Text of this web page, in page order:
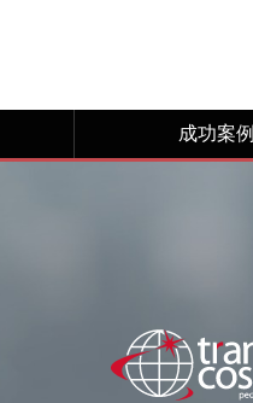
成功案例